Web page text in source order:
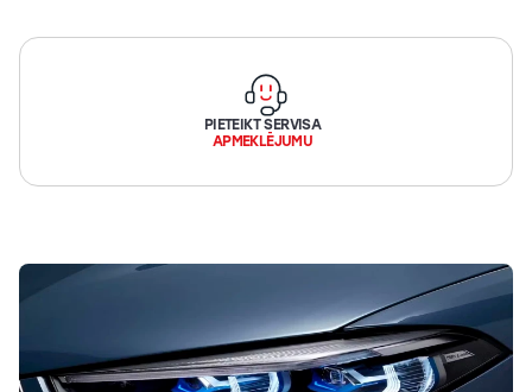
PIETEIKT SERVISA
APMEKLĒJUMU
aprīkojuma